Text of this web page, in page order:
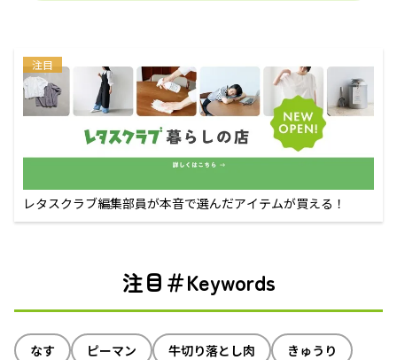
注目
レタスクラブ編集部員が本音で選んだアイテムが買える！
注目＃Keywords
なす ピーマン 牛切り落とし肉
きゅうり